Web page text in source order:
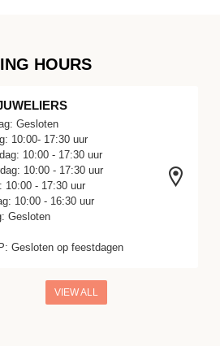
HOURS
Gesloten
10:00- 17:30 uur
10:00 - 17:30 uur
10:00 - 17:30 uur
10:00 - 17:30 uur
10:00 - 16:30 uur
Gesloten
Gesloten op feestdagen
VIEW ALL